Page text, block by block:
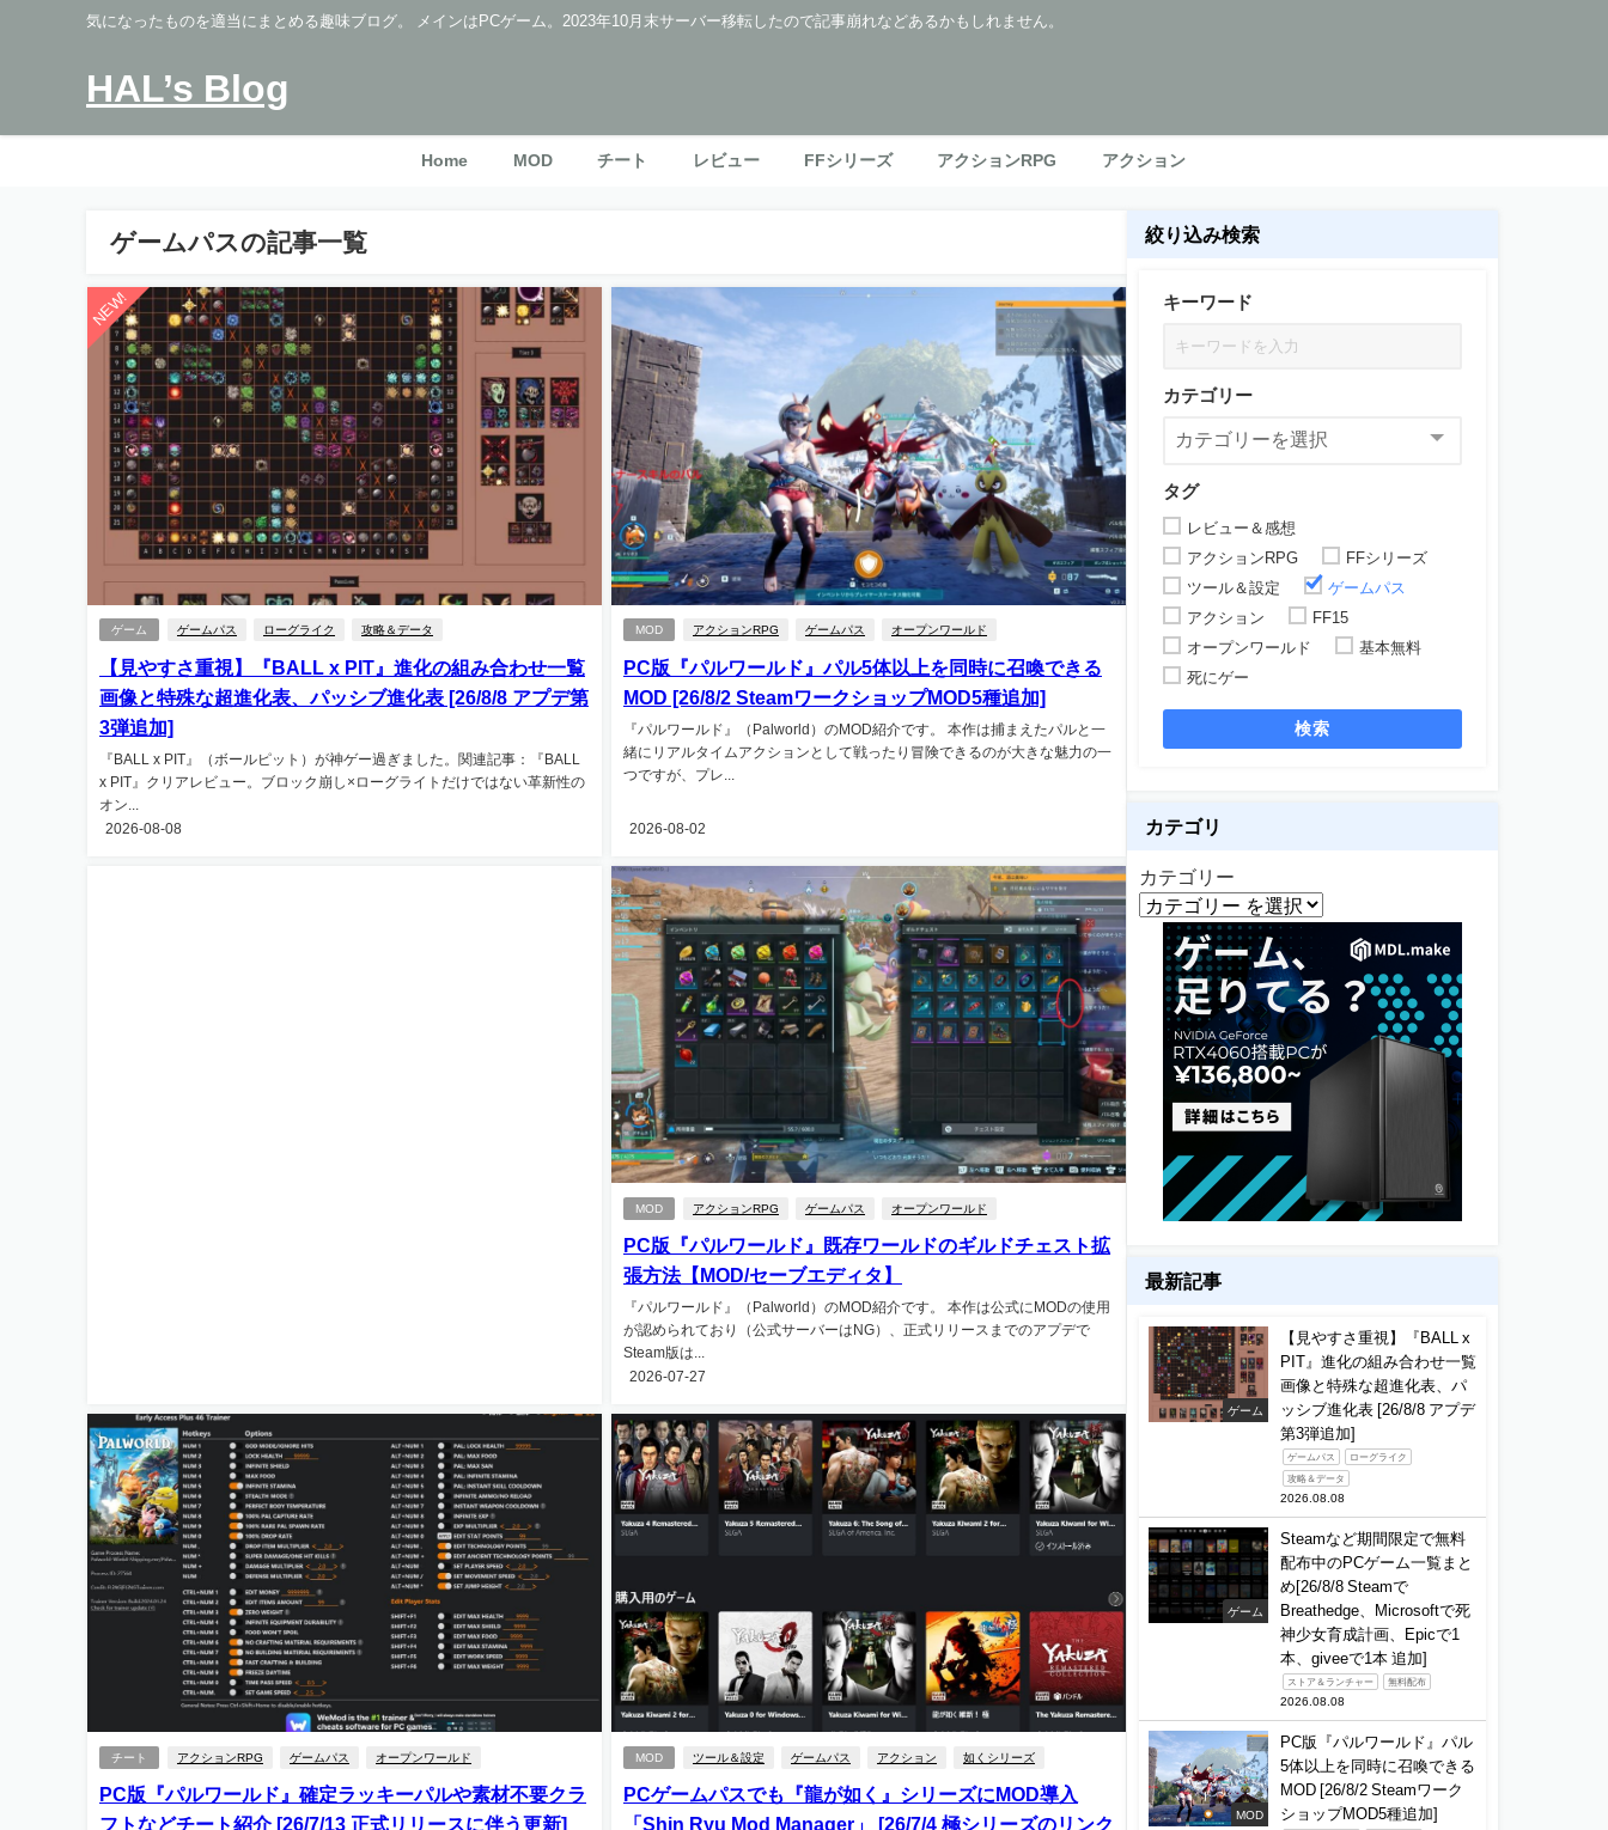
気になったものを適当にまとめる趣味ブログ。 メインはPCゲーム。2023年10月末サーバー移転したので記事崩れなどあるかもしれません。
HAL’s Blog
Home MOD チート レビュー FFシリーズ アクションRPG アクション
ゲームパスの記事一覧
NEW!
ゲーム ゲームパス ローグライク 攻略＆データ
【見やすさ重視】『BALL x PIT』進化の組み合わせ一覧
画像と特殊な超進化表、パッシブ進化表 [26/8/8 アプデ第
3弾追加]
『BALL x PIT』（ボールピット）が神ゲー過ぎました。関連記事：『BALL
x PIT』クリアレビュー。ブロック崩し×ローグライトだけではない革新性の
オン...
2026-08-08
MOD アクションRPG ゲームパス オープンワールド
PC版『パルワールド』パル5体以上を同時に召喚できる
MOD [26/8/2 SteamワークショップMOD5種追加]
『パルワールド』（Palworld）のMOD紹介です。 本作は捕まえたパルと一
緒にリアルタイムアクションとして戦ったり冒険できるのが大きな魅力の一
つですが、プレ...
2026-08-02
MOD アクションRPG ゲームパス オープンワールド
PC版『パルワールド』既存ワールドのギルドチェスト拡
張方法【MOD/セーブエディタ】
『パルワールド』（Palworld）のMOD紹介です。 本作は公式にMODの使用
が認められており（公式サーバーはNG）、正式リリースまでのアプデで
Steam版は...
2026-07-27
チート アクションRPG ゲームパス オープンワールド
PC版『パルワールド』確定ラッキーパルや素材不要クラ
フトなどチート紹介 [26/7/13 正式リリースに伴う更新]
MOD ツール＆設定 ゲームパス アクション 如くシリーズ
PCゲームパスでも『龍が如く』シリーズにMOD導入
「Shin Ryu Mod Manager」 [26/7/4 極シリーズのリンク
絞り込み検索
キーワード
カテゴリー
タグ
レビュー＆感想
アクションRPG
FFシリーズ
ツール＆設定
ゲームパス
アクション
FF15
オープンワールド
基本無料
死にゲー
検索
カテゴリ
カテゴリー
最新記事
ゲーム
【見やすさ重視】『BALL x
PIT』進化の組み合わせ一覧
画像と特殊な超進化表、パ
ッシブ進化表 [26/8/8 アプデ
第3弾追加]
ゲームパス ローグライク
攻略＆データ
2026.08.08
ゲーム
Steamなど期間限定で無料
配布中のPCゲーム一覧まと
め[26/8/8 Steamで
Breathedge、Microsoftで死
神少女育成計画、Epicで1
本、giveeで1本 追加]
ストア＆ランチャー 無料配布
2026.08.08
MOD
PC版『パルワールド』パル
5体以上を同時に召喚できる
MOD [26/8/2 Steamワーク
ショップMOD5種追加]